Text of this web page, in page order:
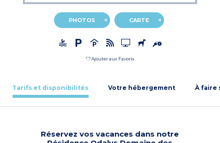
PHOTOS CARTE
Ajouter aux Favoris
Tarifs et disponibilités Votre hébergement À faire
Réservez vos vacances dans notre